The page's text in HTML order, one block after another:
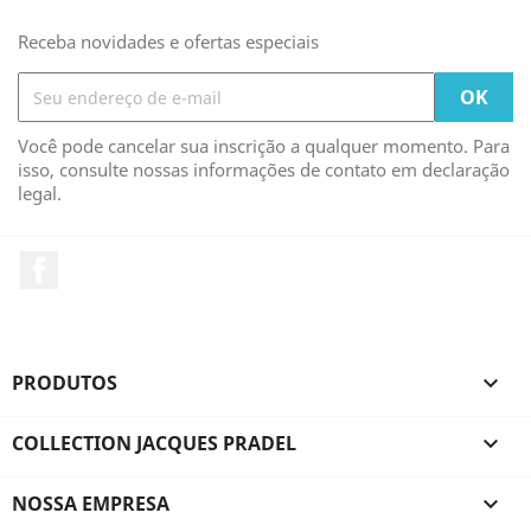
Receba novidades e ofertas especiais
Você pode cancelar sua inscrição a qualquer momento. Para
isso, consulte nossas informações de contato em declaração
legal.
PRODUTOS 
COLLECTION JACQUES PRADEL 
NOSSA EMPRESA 